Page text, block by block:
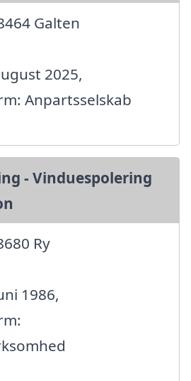
Galten
2025,
Anpartsselskab
- Vinduespolering
Ry
1986,